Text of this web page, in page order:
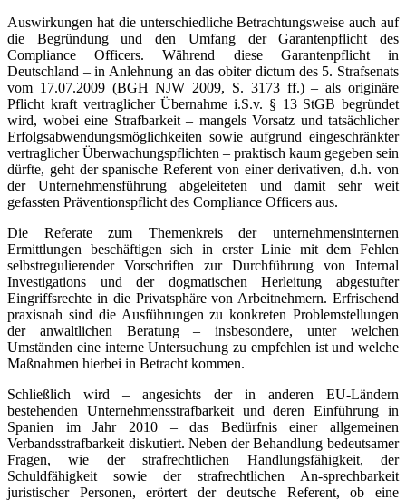
Auswirkungen hat die unterschiedliche Betrachtungsweise auch auf
die Begründung und den Umfang der Garantenpflicht des
Compliance Officers. Während diese Garantenpflicht in
Deutschland – in Anlehnung an das obiter dictum des 5. Strafsenats
vom 17.07.2009 (BGH NJW 2009, S. 3173 ff.) – als originäre
Pflicht kraft vertraglicher Übernahme i.S.v. § 13 StGB begründet
wird, wobei eine Strafbarkeit – mangels Vorsatz und tatsächlicher
Erfolgsabwendungsmöglichkeiten sowie aufgrund eingeschränkter
vertraglicher Überwachungspflichten – praktisch kaum gegeben sein
dürfte, geht der spanische Referent von einer derivativen, d.h. von
der Unternehmensführung abgeleiteten und damit sehr weit
gefassten Präventionspflicht des Compliance Officers aus.
Die Referate zum Themenkreis der unternehmensinternen
Ermittlungen beschäftigen sich in erster Linie mit dem Fehlen
selbstregulierender Vorschriften zur Durchführung von Internal
Investigations und der dogmatischen Herleitung abgestufter
Eingriffsrechte in die Privatsphäre von Arbeitnehmern. Erfrischend
praxisnah sind die Ausführungen zu konkreten Problemstellungen
der anwaltlichen Beratung – insbesondere, unter welchen
Umständen eine interne Untersuchung zu empfehlen ist und welche
Maßnahmen hierbei in Betracht kommen.
Schließlich wird – angesichts der in anderen EU-Ländern
bestehenden Unternehmensstrafbarkeit und deren Einführung in
Spanien im Jahr 2010 – das Bedürfnis einer allgemeinen
Verbandsstrafbarkeit diskutiert. Neben der Behandlung bedeutsamer
Fragen, wie der strafrechtlichen Handlungsfähigkeit, der
Schuldfähigkeit sowie der strafrechtlichen An-sprechbarkeit
juristischer Personen, erörtert der deutsche Referent, ob eine